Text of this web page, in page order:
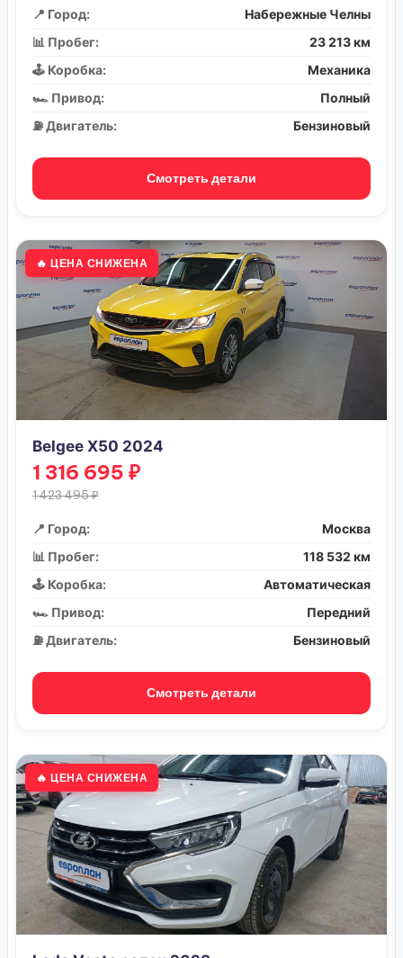
📍 Город:
Набережные Челны
📊 Пробег:
23 213 км
🕹️ Коробка:
Механика
🏎️ Привод:
Полный
⛽ Двигатель:
Бензиновый
Смотреть детали
🔥 ЦЕНА СНИЖЕНА
Belgee X50 2024
1 316 695 ₽
1 423 495 ₽
📍 Город:
Москва
📊 Пробег:
118 532 км
🕹️ Коробка:
Автоматическая
🏎️ Привод:
Передний
⛽ Двигатель:
Бензиновый
Смотреть детали
🔥 ЦЕНА СНИЖЕНА